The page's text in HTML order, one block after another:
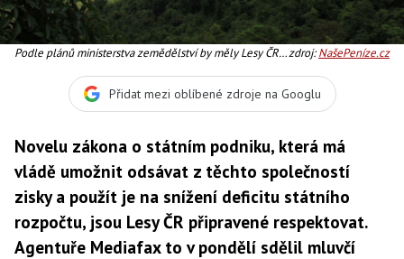
Podle plánů ministerstva zemědělství by měly Lesy ČR
zdroj:NašePeníze.cz
Přidat mezi oblíbené zdroje na Googlu
Novelu zákona o státním podniku, která má
vládě umožnit odsávat z těchto společností
zisky a použít je na snížení deficitu státního
rozpočtu, jsou Lesy ČR připravené respektovat.
Agentuře Mediafax to v pondělí sdělil mluvčí